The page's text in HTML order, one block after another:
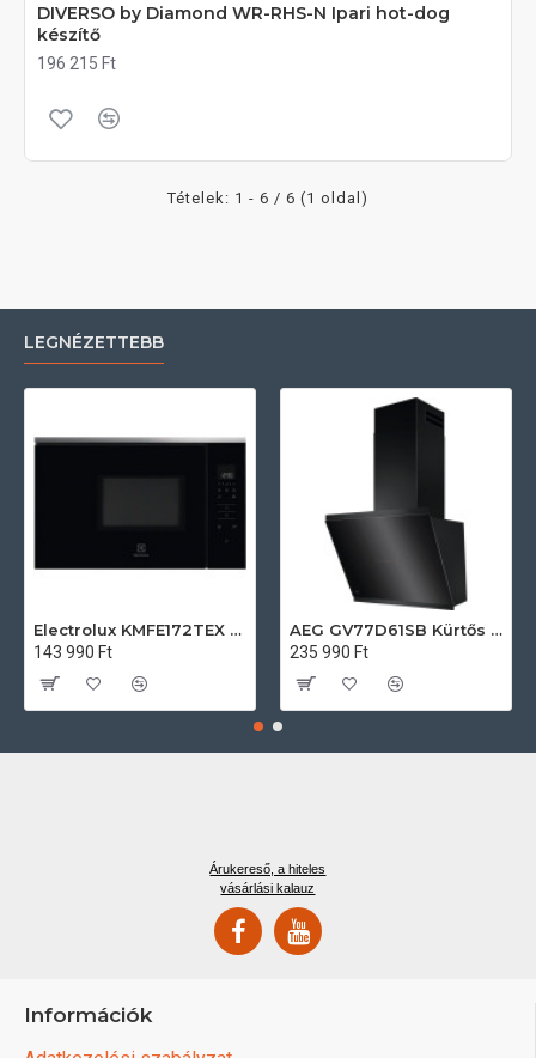
DIVERSO by Diamond WR-RHS-N Ipari hot-dog
készítő
196 215 Ft
Tételek: 1 - 6 / 6 (1 oldal)
LEGNÉZETTEBB
Electrolux KMFE172TEX Felsőszekrénybe építhető mikrohullámú sütő
143 990 Ft
AEG GV77D61SB Kürtős páraelszívó
235 990 Ft
Árukereső, a hiteles
vásárlási kalauz
Információk